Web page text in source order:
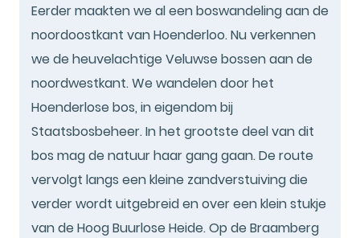
Eerder maakten we al een boswandeling aan de
noordoostkant van Hoenderloo. Nu verkennen
we de heuvelachtige Veluwse bossen aan de
noordwestkant. We wandelen door het
Hoenderlose bos, in eigendom bij
Staatsbosbeheer. In het grootste deel van dit
bos mag de natuur haar gang gaan. De route
vervolgt langs een kleine zandverstuiving die
verder wordt uitgebreid en over een klein stukje
van de Hoog Buurlose Heide. Op de Braamberg